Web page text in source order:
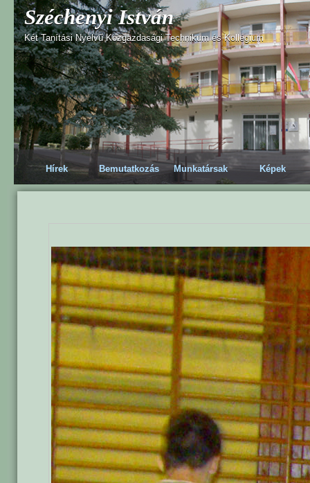
Széchenyi István
Két Tanítási Nyelvű Közgazdasági Technikum és Kollégium
Hírek Bemutatkozás Munkatársak Képek